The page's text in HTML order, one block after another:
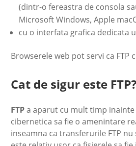
(dintr-o fereastra de consola
Microsoft Windows, Apple
cu o interfata grafica dedicata
Browserele web pot servi ca FTP
Cat de sigur este FTP?
FTPa aparut cu mult timp inainte
cibernetica sa fie o amenintare
inseamna ca transferurile FTP